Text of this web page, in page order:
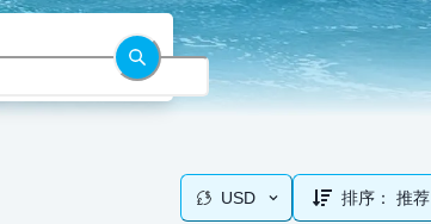
USD 排序： 推荐